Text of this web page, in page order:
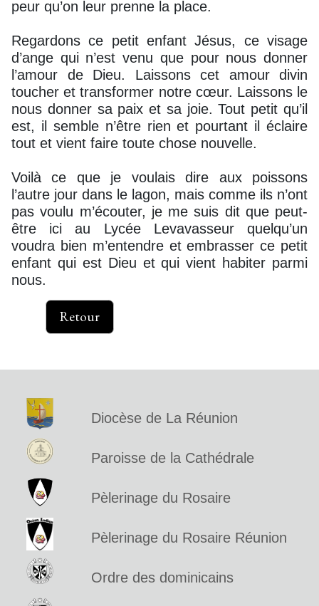
peur qu’on leur prenne la place.
Regardons ce petit enfant Jésus, ce visage
d’ange qui n’est venu que pour nous donner
l’amour de Dieu. Laissons cet amour divin
toucher et transformer notre cœur. Laissons le
nous donner sa paix et sa joie. Tout petit qu’il
est, il semble n’être rien et pourtant il éclaire
tout et vient faire toute chose nouvelle.
Voilà ce que je voulais dire aux poissons
l’autre jour dans le lagon, mais comme ils n’ont
pas voulu m’écouter, je me suis dit que peut-
être ici au Lycée Levavasseur quelqu’un
voudra bien m’entendre et embrasser ce petit
enfant qui est Dieu et qui vient habiter parmi
nous.
Retour
Diocèse de La Réunion
Paroisse de la Cathédrale
Pèlerinage du Rosaire
Pèlerinage du Rosaire Réunion
Ordre des dominicains